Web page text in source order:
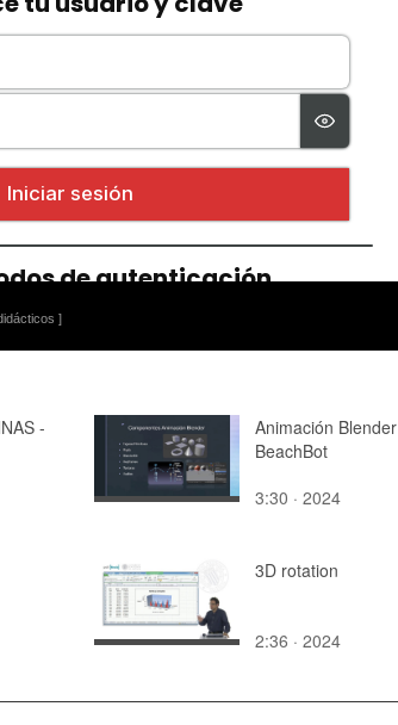
]
-
optics
Animación Blender
BeachBot
3:30 · 2024
3D rotation
2:36 · 2024